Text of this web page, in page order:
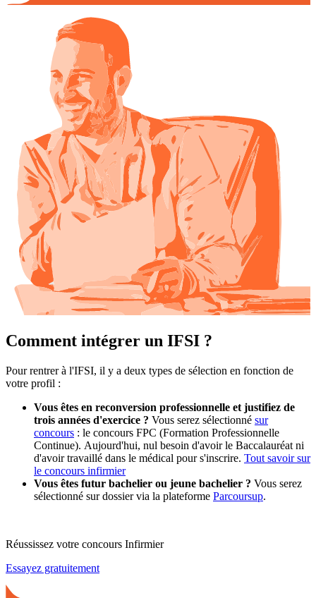
Comment intégrer un IFSI ?
Pour rentrer à l'IFSI, il y a deux types de sélection en fonction de
votre profil :
Vous êtes en reconversion professionnelle et justifiez de
trois années d'exercice ? Vous serez sélectionné sur
concours : le concours FPC (Formation Professionnelle
Continue). Aujourd'hui, nul besoin d'avoir le Baccalauréat ni
d'avoir travaillé dans le médical pour s'inscrire. Tout savoir sur
le concours infirmier
Vous êtes futur bachelier ou jeune bachelier ? Vous serez
sélectionné sur dossier via la plateforme Parcoursup.
Réussissez votre concours Infirmier
Essayez gratuitement